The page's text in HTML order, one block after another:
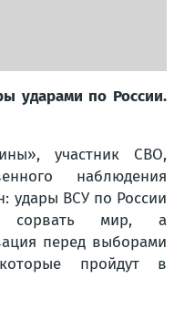
ударами по России.
участник СВО,
наблюдения
удары ВСУ по России
мир, а
перед выборами
пройдут в